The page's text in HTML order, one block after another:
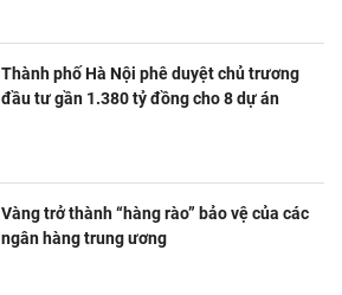
Thành phố Hà Nội phê duyệt chủ trương
đầu tư gần 1.380 tỷ đồng cho 8 dự án
Vàng trở thành “hàng rào” bảo vệ của các
ngân hàng trung ương